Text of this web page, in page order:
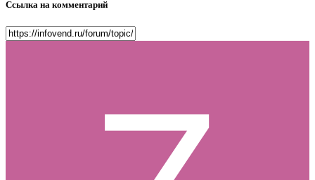
Ссылка на комментарий